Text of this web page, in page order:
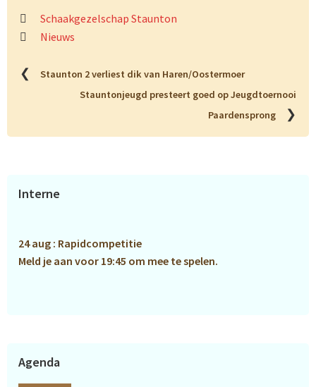
Schaakgezelschap Staunton
Nieuws
❮
Staunton 2 verliest dik van Haren/Oostermoer
Stauntonjeugd presteert goed op Jeugdtoernooi
Paardensprong
❯
Primaire
Interne
24 aug : Rapidcompetitie
Meld je aan voor 19:45 om mee te spelen.
Agenda